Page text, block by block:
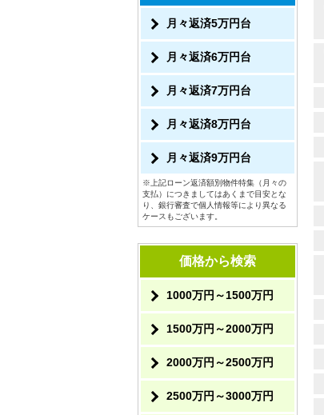
月々返済5万円台
月々返済6万円台
月々返済7万円台
月々返済8万円台
月々返済9万円台
※上記ローン返済額別物件特集（月々の
支払）につきましてはあくまで目安とな
り、銀行審査で個人情報等により異なる
ケースもございます。
価格から検索
1000万円～1500万円
1500万円～2000万円
2000万円～2500万円
2500万円～3000万円